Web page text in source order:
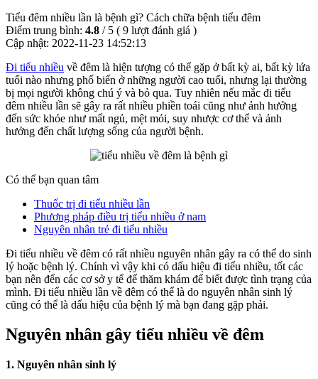
Tiểu đêm nhiều lần là bệnh gì? Cách chữa bệnh tiểu đêm
Điểm trung bình: 4.8 / 5 ( 9 lượt đánh giá )
Cập nhật: 2022-11-23 14:52:13
Đi tiểu nhiều về đêm là hiện tượng có thể gặp ở bất kỳ ai, bất kỳ lứa
tuổi nào nhưng phổ biến ở những người cao tuổi, nhưng lại thường
bị mọi người không chú ý và bỏ qua. Tuy nhiên nếu mắc đi tiểu
đêm nhiều lần sẽ gây ra rất nhiều phiền toái cũng như ảnh hưởng
đến sức khỏe như mất ngủ, mệt mỏi, suy nhược cơ thể và ảnh
hưởng đến chất lượng sống của người bệnh.
Có thể bạn quan tâm
Thuốc trị đi tiểu nhiều lần
Phương pháp điều trị tiểu nhiều ở nam
Nguyên nhân trẻ đi tiểu nhiều
Đi tiểu nhiều về đêm có rất nhiều nguyên nhân gây ra có thể do sinh
lý hoặc bệnh lý. Chính vì vậy khi có dấu hiệu đi tiểu nhiều, tốt các
bạn nên đến các cơ sở y tế để thăm khám để biết được tình trạng của
mình. Đi tiểu nhiều lần về đêm có thể là do nguyên nhân sinh lý
cũng có thể là dấu hiệu của bệnh lý mà bạn đang gặp phải.
Nguyên nhân gây tiểu nhiều về đêm
1. Nguyên nhân sinh lý